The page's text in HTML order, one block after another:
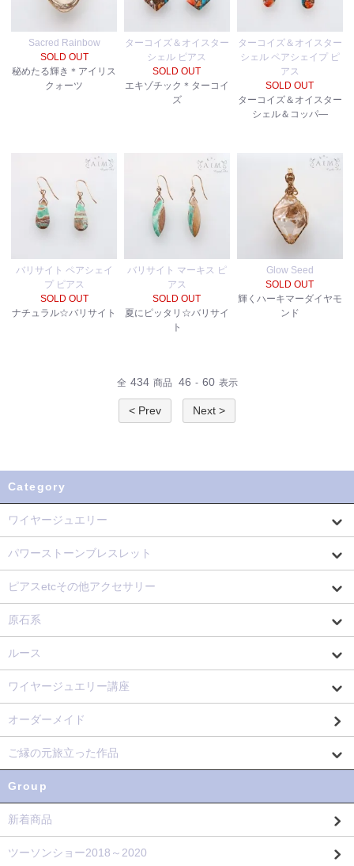
Sacred Rainbow
SOLD OUT
秘めたる輝き＊アイリス
クォーツ
ターコイズ＆オイスター
シェル ピアス
SOLD OUT
エキゾチック＊ターコイ
ズ
ターコイズ＆オイスター
シェル ペアシェイプ ピ
アス
SOLD OUT
ターコイズ＆オイスター
シェル＆コッパ―
バリサイト ペアシェイ
プ ピアス
SOLD OUT
ナチュラル☆バリサイト
バリサイト マーキス ピ
アス
SOLD OUT
夏にピッタリ☆バリサイ
ト
Glow Seed
SOLD OUT
輝くハーキマーダイヤモ
ンド
全 434 商品 46 - 60 表示
< Prev Next >
Category
ワイヤージュエリー
パワーストーンブレスレット
ピアスetcその他アクセサリー
原石系
ルース
ワイヤージュエリー講座
オーダーメイド
ご縁の元旅立った作品
Group
新着商品
ツーソンショー2018～2020